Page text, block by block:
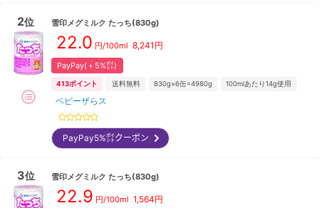
2位 雪印メグミルク たっち(830g)
22.0 円/100ml 8,241 円
PayPay(＋5%㌽)
413ポイント 送料無料 830g×6缶=4980g 100mlあたり14g使用
ベビーザらス
PayPay5%㌽クーポン
3位 雪印メグミルク たっち(830g)
22.9 円/100ml 1,564円